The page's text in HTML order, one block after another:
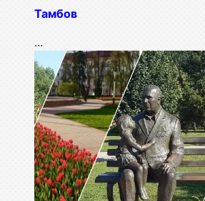
Тамбов
...